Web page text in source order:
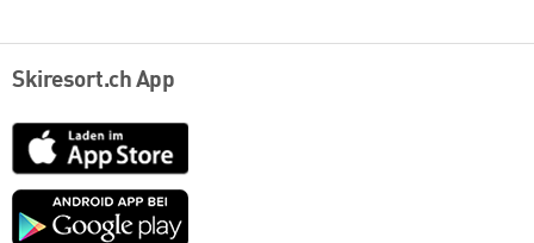
Skiresort.ch App
App
Store
Google